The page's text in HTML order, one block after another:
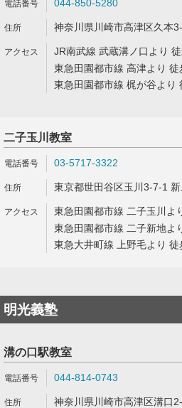
044-850-5280
神奈川県川崎市高津区久本
JR南武線 武蔵溝ノ口より
東急田園都市線 高津より
東急田園都市線 梶が谷より
二子玉川教室
03-5717-3322
東京都世田谷区玉川3-7-1
東急田園都市線 二子玉川よ
東急田園都市線 二子新地よ
東急大井町線 上野毛より
明光義塾
溝の口駅教室
044-814-0743
神奈川県川崎市高津区溝口